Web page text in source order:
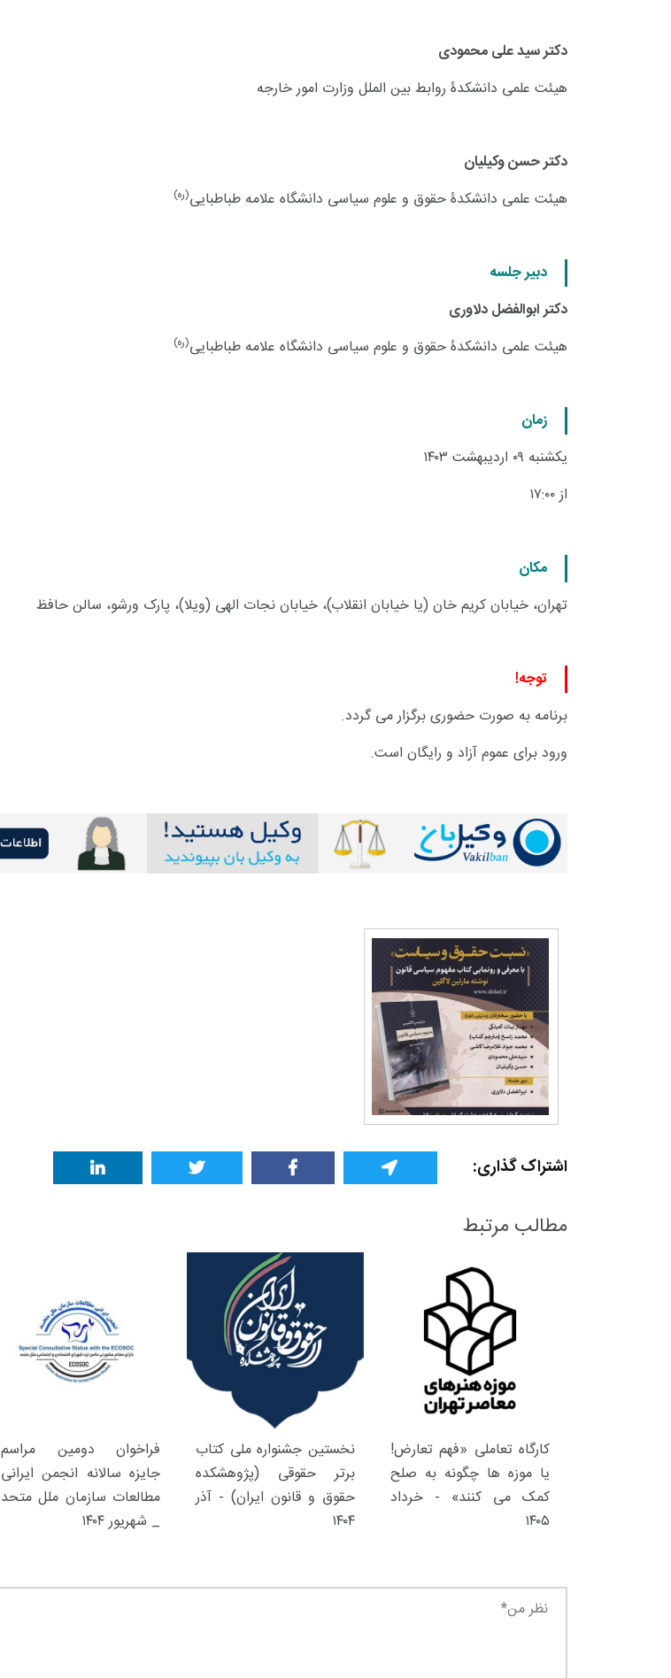
دکتر سید علی محمودی
هیئت علمی دانشکدۀ روابط بین الملل وزارت امور خارجه
دکتر حسن وکیلیان
هیئت علمی دانشکدۀ حقوق و علوم سیاسی دانشگاه علامه طباطبایی(ره)
دبیر جلسه
دکتر ابوالفضل دلاوری
هیئت علمی دانشکدۀ حقوق و علوم سیاسی دانشگاه علامه طباطبایی(ره)
زمان
یکشنبه ۰۹ اردیبهشت ۱۴۰۳
از ۱۷:۰۰
مکان
تهران، خیابان کریم خان (یا خیابان انقلاب)، خیابان نجات الهی (ویلا)، پارک ورشو، سالن حافظ
توجه!
برنامه به صورت حضوری برگزار می گردد.
ورود برای عموم آزاد و رایگان است.
اشتراک گذاری:
مطالب مرتبط
کارگاه تعاملی «فهم تعارض!
یا موزه ها چگونه به صلح
کمک می کنند» - خرداد
۱۴۰۵
نخستین جشنواره ملی کتاب
برتر حقوقی (پژوهشکده
حقوق و قانون ایران) - آذر
۱۴۰۴
فراخوان دومین مراسم
جایزه سالانه انجمن ایرانی
مطالعات سازمان ملل متحد
_ شهریور ۱۴۰۴
0+ 0+